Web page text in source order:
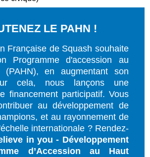
LE PAHN !
Française de Squash souhaite
Programme d'accession au
(PAHN), en augmentant son
cela, nous lançons une
financement participatif. Vous
au développement de
et au rayonnement de
internationale ? Rendez-
in you - Développement
d’Accession au Haut